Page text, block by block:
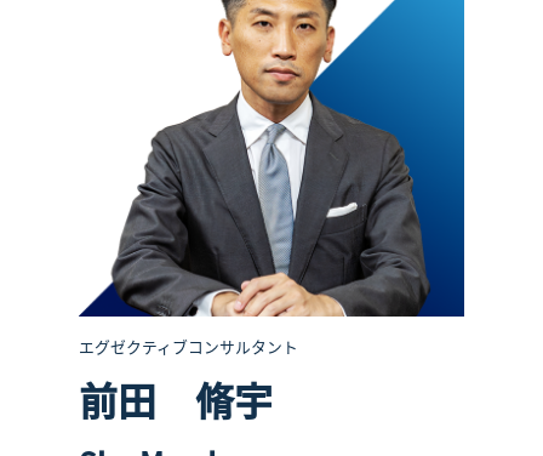
エグゼクティブコンサルタント
前田 脩宇